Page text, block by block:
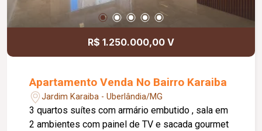
R$ 1.250.000,00 V
Apartamento Venda No Bairro Karaiba
Jardim Karaiba - Uberlândia/MG
3 quartos suítes com armário embutido , sala em
2 ambientes com painel de TV e sacada gourmet